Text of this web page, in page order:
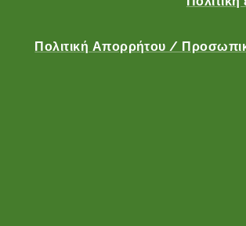
Πολιτική Απορρήτου /